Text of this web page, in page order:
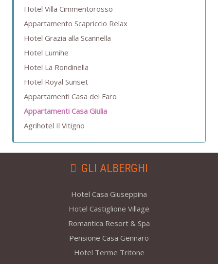
Hotel Villa Cimmentorosso
Appartamento Scapriccio Relax
Hotel Grazia alla Scannella
Hotel Lumihe
Hotel La Rondinella
Hotel Royal Sunset
Appartamenti Casa del Faro
Appartamenti Casa Giulia
Agrihotel Il Vitigno
GLI ALBERGHI
Hotel Casa Giuseppina
Hotel Castiglione Village
Romantica Resort & Spa
Pensione Casa Gennaro
Hotel Terme Tritone